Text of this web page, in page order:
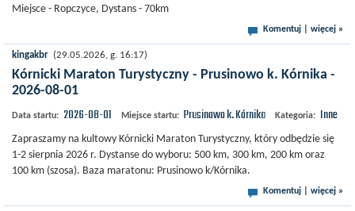
Miejsce - Ropczyce, Dystans - 70km
Komentuj więcej »
kingakbr (29.05.2026, g. 16:17)
Kórnicki Maraton Turystyczny - Prusinowo k. Kórnika -
2026-08-01
Data startu: 2026-08-01 Miejsce startu: Prusinowo k. Kórnika Kategoria: Inne
Zapraszamy na kultowy Kórnicki Maraton Turystyczny, który odbędzie się
1-2 sierpnia 2026 r. Dystanse do wyboru: 500 km, 300 km, 200 km oraz
100 km (szosa). Baza maratonu: Prusinowo k/Kórnika.
Komentuj więcej »